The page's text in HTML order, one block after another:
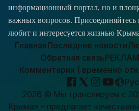
информационный портал, но и
важных вопросов. Присоединяйтесь
любит и интересуется жизнью
ГлавнаяПоследние новости
Обратная связь
Комментарии ( временно
→ 2026 © Мы транслируем с
Крыма» – предлагает